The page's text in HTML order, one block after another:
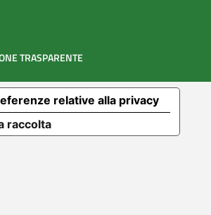
TRASPARENTE
raccolta
relative alla privacy